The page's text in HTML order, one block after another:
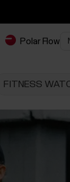
Polar Flow
FITNESS